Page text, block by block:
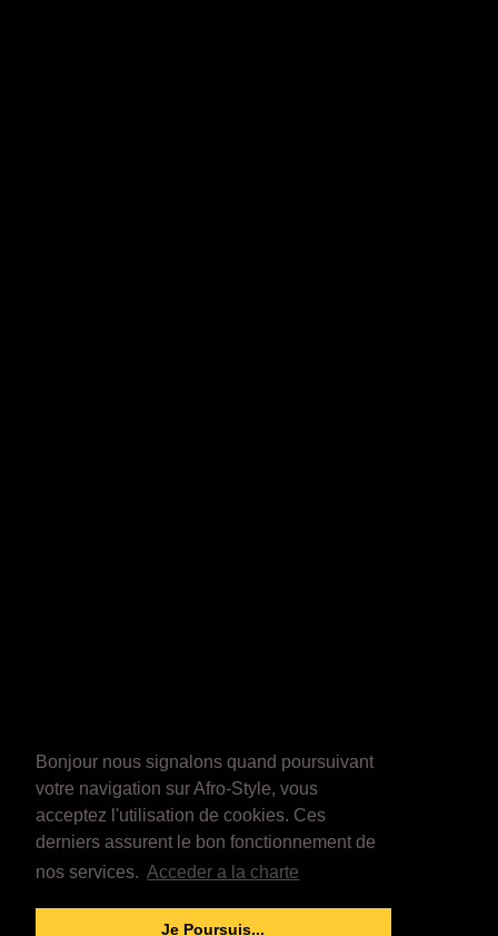
Bonjour nous signalons quand poursuivant
votre navigation sur Afro-Style, vous
acceptez l'utilisation de cookies. Ces
derniers assurent le bon fonctionnement de
nos services. Acceder a la charte
Je Poursuis...